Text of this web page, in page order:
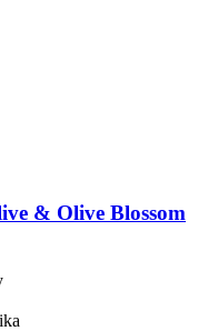
& Olive Blossom